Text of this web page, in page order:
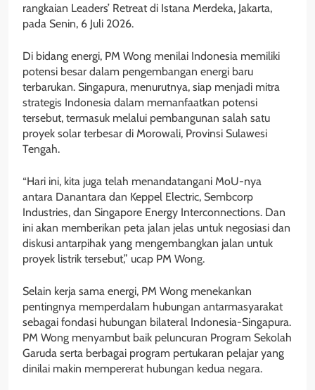
rangkaian Leaders’ Retreat di Istana Merdeka, Jakarta,
pada Senin, 6 Juli 2026.
Di bidang energi, PM Wong menilai Indonesia memiliki
potensi besar dalam pengembangan energi baru
terbarukan. Singapura, menurutnya, siap menjadi mitra
strategis Indonesia dalam memanfaatkan potensi
tersebut, termasuk melalui pembangunan salah satu
proyek solar terbesar di Morowali, Provinsi Sulawesi
Tengah.
“Hari ini, kita juga telah menandatangani MoU-nya
antara Danantara dan Keppel Electric, Sembcorp
Industries, dan Singapore Energy Interconnections. Dan
ini akan memberikan peta jalan jelas untuk negosiasi dan
diskusi antarpihak yang mengembangkan jalan untuk
proyek listrik tersebut,” ucap PM Wong.
Selain kerja sama energi, PM Wong menekankan
pentingnya memperdalam hubungan antarmasyarakat
sebagai fondasi hubungan bilateral Indonesia-Singapura.
PM Wong menyambut baik peluncuran Program Sekolah
Garuda serta berbagai program pertukaran pelajar yang
dinilai makin mempererat hubungan kedua negara.